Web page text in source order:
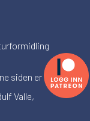
siden er
Valle,